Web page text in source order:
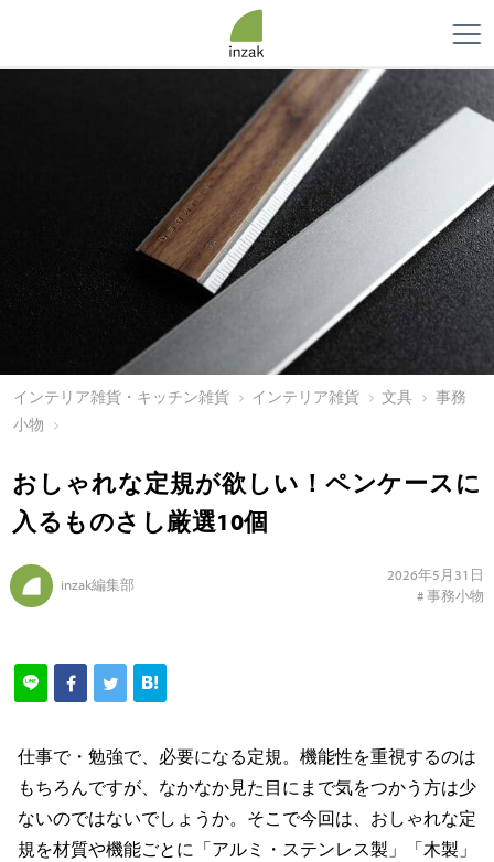
インテリア雑貨・キッチン雑貨 インテリア雑貨 文具
事務
小物
おしゃれな定規が欲しい！ペンケースに
入るものさし厳選10個
inzak編集部
2026年5月31日
#事務小物
仕事で・勉強で、必要になる定規。機能性を重視するのは
もちろんですが、なかなか見た目にまで気をつかう方は少
ないのではないでしょうか。そこで今回は、おしゃれな定
規を材質や機能ごとに「アルミ・ステンレス製」「木製」